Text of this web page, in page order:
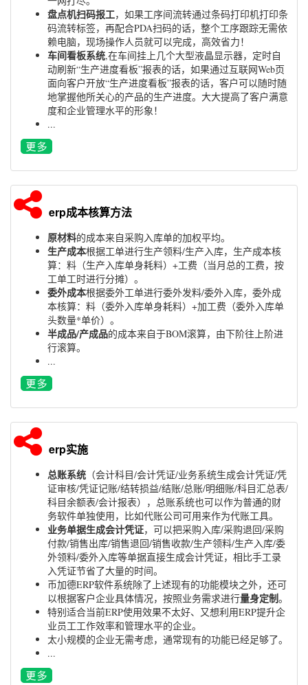
盘点机扫码报工，如果工序间流转通过条码打印机打印条
码流转标签，再配合PDA扫码的话，整个工序跟踪无需依
赖电脑，现场操作人员就可以完成，高效省力！
车间看板系统,在车间挂上几个大型液晶显示器，定时自
动刷新“生产进度看板”报表的话，如果通过互联网Web页
面向客户开放“生产进度看板”报表的话，客户可以随时随
地掌握他所关心的产品的生产进度。大大提高了客户满意
度和企业管理水平的形象！
...
erp成本核算方法
原材料的成本来自采购入库单的加权平均。
生产成本根据工单进行生产领料/生产入库，生产成本核
算：料（生产入库单身耗料）+工费（当月总的工费，按
工单工时进行分摊）。
委外成本根据委外工单进行委外发料/委外入库，委外成
本核算：料（委外入库单身耗料）+加工费（委外入库单
头数量*单价）。
半成品/产成品的成本来自于BOM滚算，由下阶往上阶进
行滚算。
...
erp实施
总账系统 （会计科目/会计凭证/业务系统生成会计凭证/凭
证审核/凭证记账/结转损益/结账/总账/明细账/科目汇总表/
科目余额表/会计报表），总账系统也可以作为普通的财
务软件单独使用，比如代账公司可用来作为代账工具。
业务单据生成会计凭证，可以把采购入库/采购退回/采购
付款/销售出库/销售退回/销售收款/生产领料/生产入库/委
外领料/委外入库等单据直接生成会计凭证，相比手工录
入凭证节省了大量的时间。
币加德ERP软件系统除了上述现有的功能模块之外，还可
以根据客户企业具体情况，按照业务需求进行量身定制。
特别适合当前ERP使用效果不太好、又想利用ERP提升企
业员工工作效率和管理水平的企业。
太小规模的企业无需考虑，通常现有的功能已经足够了。
...